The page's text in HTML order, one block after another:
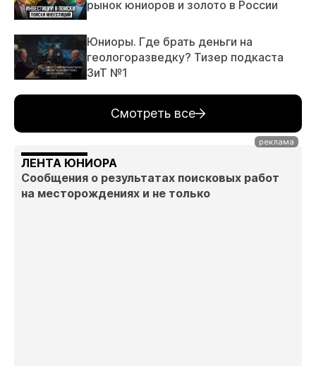
рынок юниоров и золото в России
Юниоры. Где брать деньги на
геологоразведку? Тизер подкаста
ЗиТ №1
Смотреть все
ЛЕНТА ЮНИОРА
Сообщения о результатах поисковых работ
на месторождениях и не только